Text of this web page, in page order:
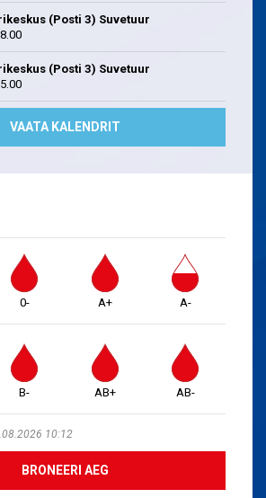
(Posti 3) Suvetuur
(Posti 3) Suvetuur
VAATA KALENDRIT
0- A+ A-
B- AB+ AB-
10:12
BRONEERI AEG